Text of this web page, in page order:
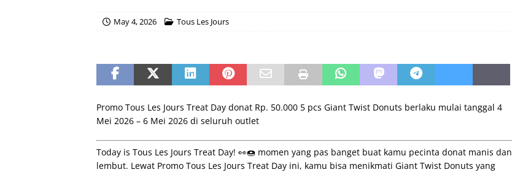
May 4, 2026 Tous Les Jours
Promo Tous Les Jours Treat Day donat Rp. 50.000 5 pcs Giant Twist Donuts berlaku mulai tanggal 4
Mei 2026 – 6 Mei 2026 di seluruh outlet
Today is Tous Les Jours Treat Day! 👀🍩 momen yang pas banget buat kamu pecinta donat manis dan
lembut. Lewat Promo Tous Les Jours Treat Day ini, kamu bisa menikmati Giant Twist Donuts yang